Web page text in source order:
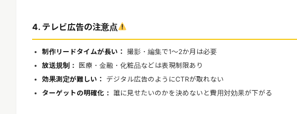
4. テレビ広告の注意点
制作リードタイムが長い：
撮影・編集で1〜2か月は必要
放送規制：
医療・金融・化粧品などは表現制限あり
効果測定が難しい：
デジタル広告のようにCTRが取れない
ターゲットの明確化：
誰に見せたいのかを決めないと費用対効果が下がる